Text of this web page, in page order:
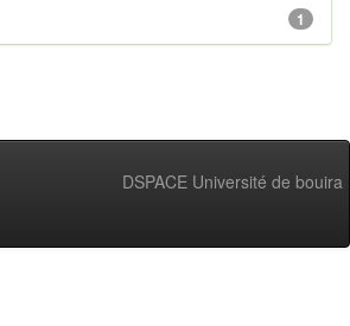
1
DSPACE Université de bouira